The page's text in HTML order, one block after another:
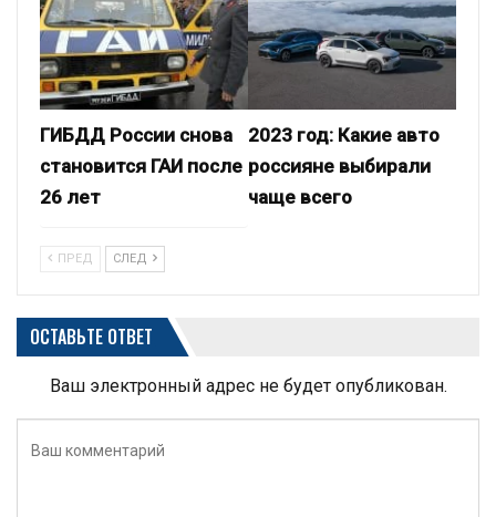
ГИБДД России снова
становится ГАИ после
26 лет
2023 год: Какие авто
россияне выбирали
чаще всего
ПРЕД СЛЕД
ОСТАВЬТЕ ОТВЕТ
Ваш электронный адрес не будет опубликован.